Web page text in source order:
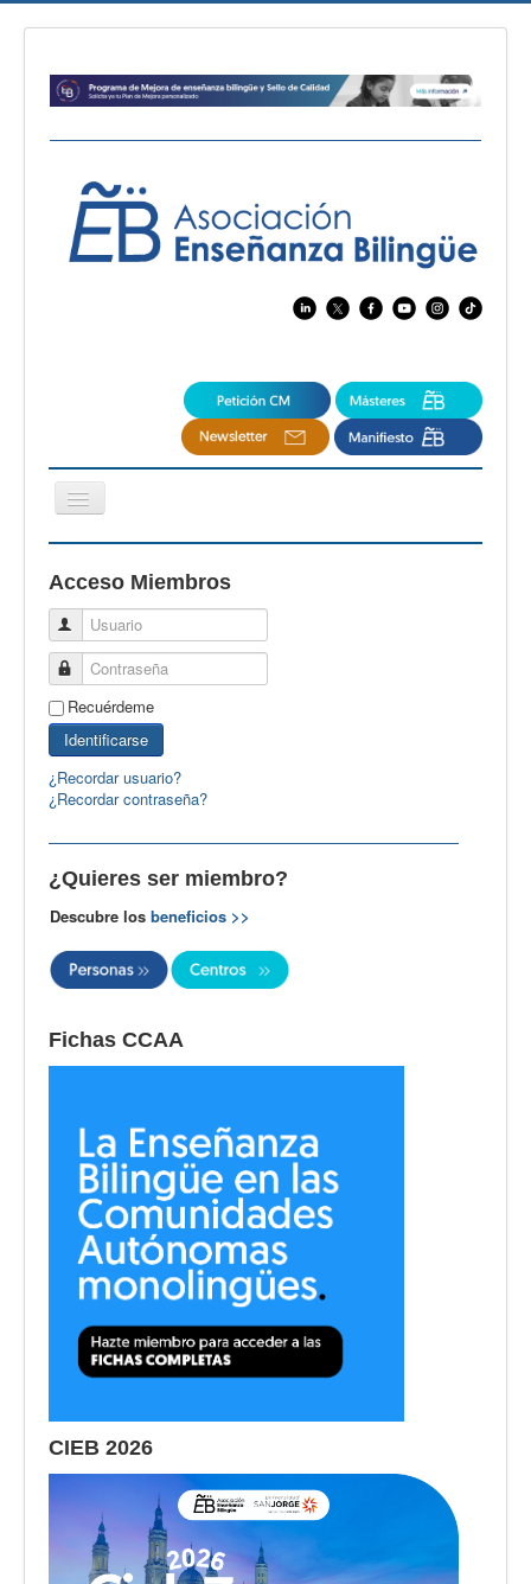
Cambiar
navegación
CertAcleB
Profesores Visitantes
Calidad
Artículos
Recursos
Observatorio EB
CIEB
Contacto
Acceso Miembros
Usuario
Contraseña
Recuérdeme
Identificarse
¿Recordar usuario?
¿Recordar contraseña?
¿Quieres ser miembro?
Descubre los beneficios >>
Fichas CCAA
CIEB 2026